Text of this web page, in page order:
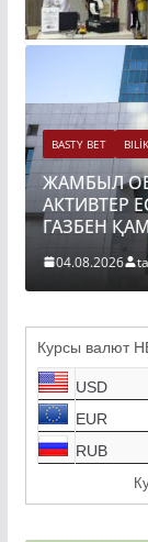
BASTY BET BILİK
ЖАМБЫЛ
АКТИВТЕР
ГАЗБЕН
04.08.2026
Курсы валют
USD
EUR
RUB